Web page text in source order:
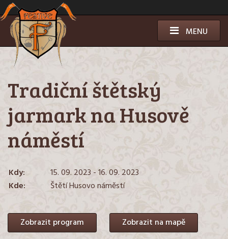
Přeskočit
k
obsahu
MENU
Tradiční štětský
jarmark na Husově
náměstí
Kdy:
15. 09. 2023 - 16. 09. 2023
Kde:
Štětí Husovo náměstí
Zobrazit program Zobrazit na mapě